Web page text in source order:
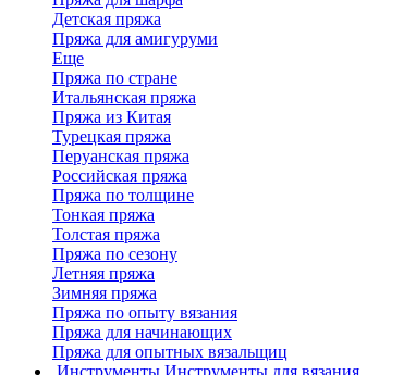
Детская пряжа
Пряжа для амигуруми
Еще
Пряжа по стране
Итальянская пряжа
Пряжа из Китая
Турецкая пряжа
Перуанская пряжа
Российская пряжа
Пряжа по толщине
Тонкая пряжа
Толстая пряжа
Пряжа по сезону
Летняя пряжа
Зимняя пряжа
Пряжа по опыту вязания
Пряжа для начинающих
Пряжа для опытных вязальщиц